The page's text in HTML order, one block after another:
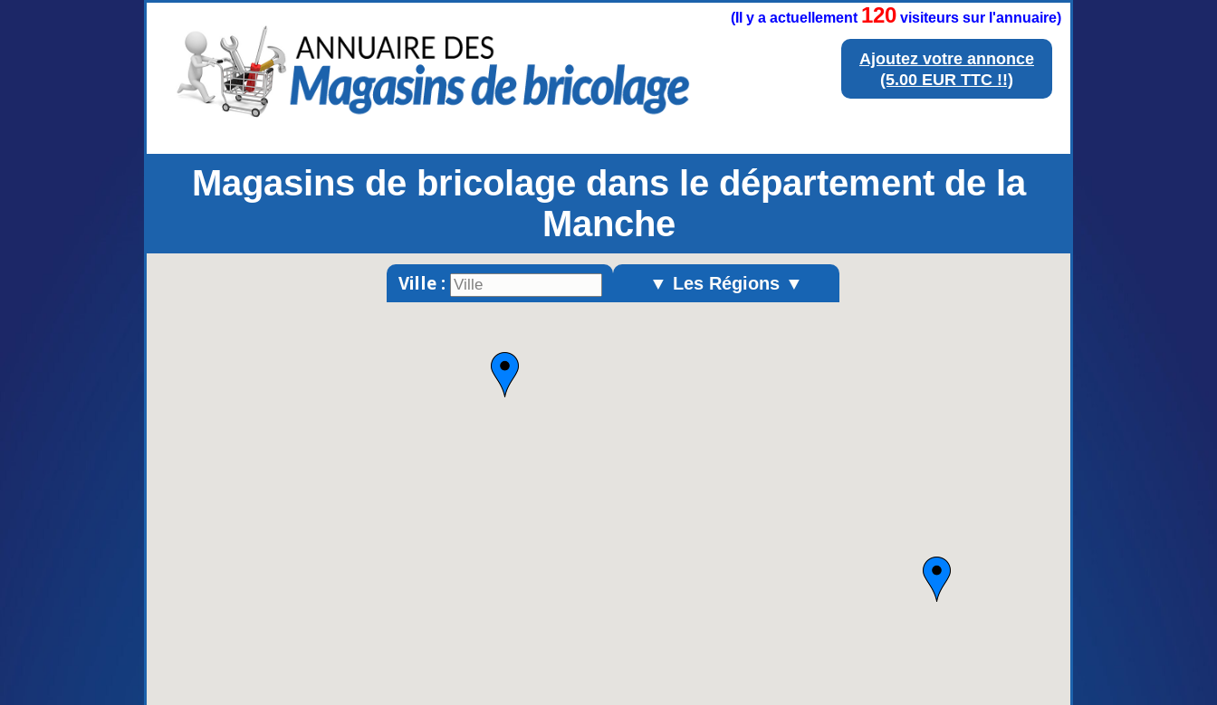
Ajoutez votre annonce
(5.00 EUR TTC !!)
(Il y a actuellement 120 visiteurs sur l'annuaire)
Magasins de bricolage dans le département de la
Manche
Ville : ▼ Les Régions ▼